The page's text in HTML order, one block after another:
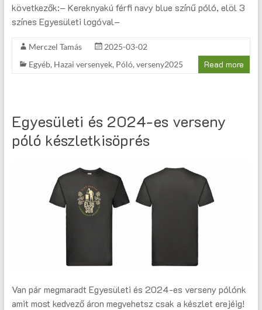
következők:– Kereknyakú férfi navy blue színű póló, elöl 3
színes Egyesületi logóval–
Merczel Tamás
2025-03-02
Egyéb, Hazai versenyek, Póló, verseny2025 Read more
Egyesületi és 2024-es verseny
póló készletkisöprés
Van pár megmaradt Egyesületi és 2024-es verseny pólónk
amit most kedvező áron megvehetsz csak a készlet erejéig!